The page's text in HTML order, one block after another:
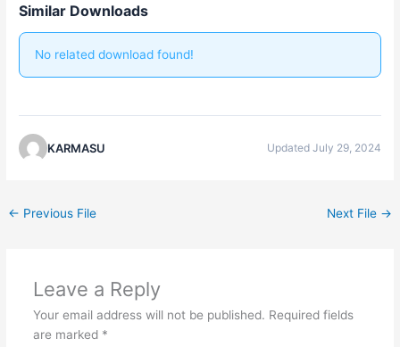
Similar Downloads
No related download found!
KARMASU Updated July 29, 2024
← Previous File Next File →
Leave a Reply
Your email address will not be published. Required fields
are marked *